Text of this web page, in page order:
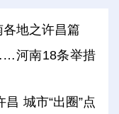
各地之许昌篇
河南18条举措
昌 城市“出圈”点